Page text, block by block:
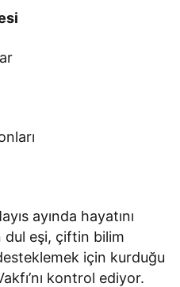
ayında hayatını
dul eşi, çiftin bilim
için kurduğu
kontrol ediyor.